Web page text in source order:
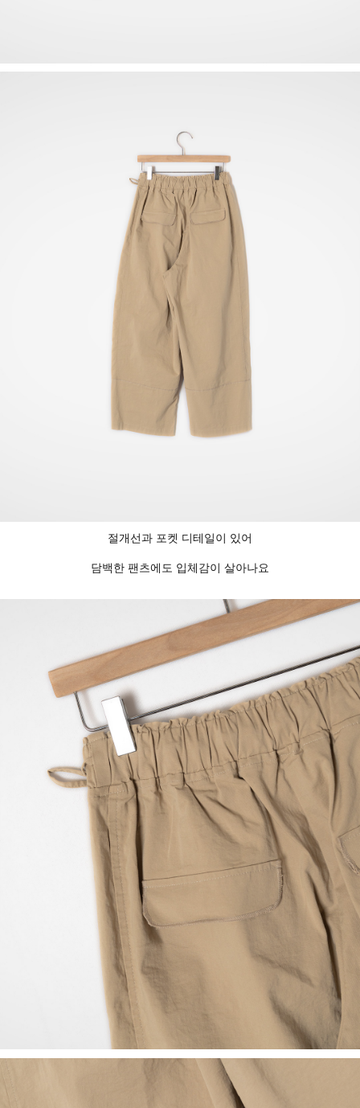
절개선과 포켓 디테일이 있어
담백한 팬츠에도 입체감이 살아나요